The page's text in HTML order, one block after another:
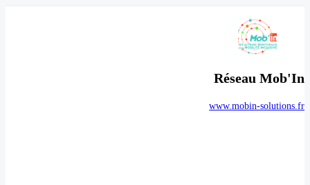
Réseau Mob'In
www.mobin-solutions.fr